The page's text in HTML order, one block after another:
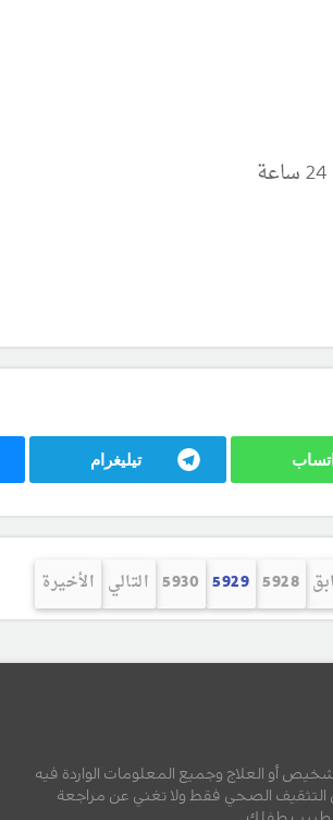
تيليغرام
5928
5929
5930 التالي الأخيرة
أو العلاج وجميع المعلومات الواردة فيه
الصحي فقط ولا تغني عن مراجعة